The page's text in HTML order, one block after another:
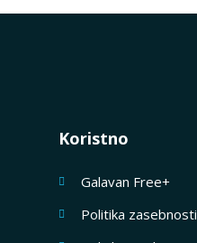
Koristno
Galavan Free+
Politika zasebnosti